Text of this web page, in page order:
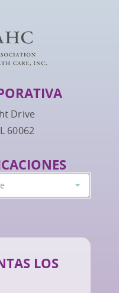
Drive
60062
LOS